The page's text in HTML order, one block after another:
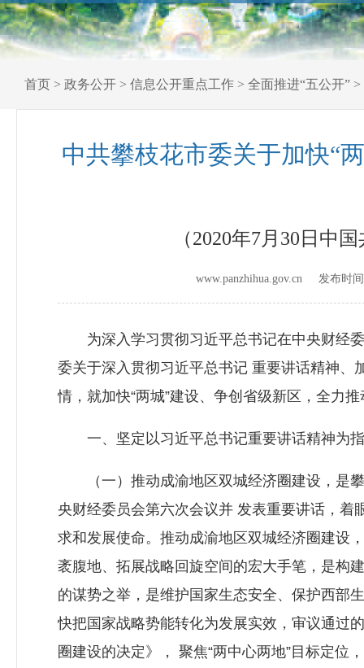
首页 > 政务公开 > 信息公开重点工作 > 全面推进“五公开” >
中共攀枝花市委关于加快“
（2020年7月30日中
www.panzhihua.gov.cn 发布时
为深入学习贯彻习近平总书记在中央财经委
委关于深入贯彻习近平总书记 重要讲话精神
情，就加快“两城”建设、争创省级新区，全力
一、坚定以习近平总书记重要讲话精神为指
（一）推动成渝地区双城经济圈建设，是攀
央财经委员会第六次会议并 发表重要讲话，
求和发展使命。推动成渝地区双城经济圈建设
袤腹地、拓展战略回旋空间的宏大手笔，是构
的谋势之举，是维护国家生态安全、保护西部
快把国家战略势能转化为发展实效，审议通过
圈建设的决定》， 聚焦“两中心两地”目标定位